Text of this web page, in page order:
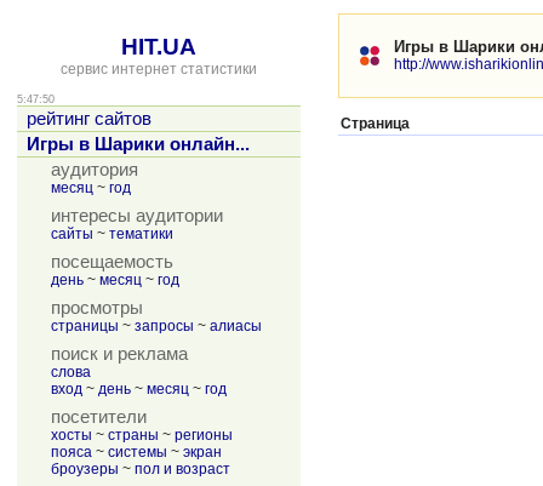
HIT.UA
сервис интернет статистики
5:47:50
рейтинг сайтов
Игры в Шарики онлайн...
аудитория
месяц ~ год
интересы аудитории
сайты ~ тематики
посещаемость
день ~ месяц ~ год
просмотры
страницы ~ запросы ~ алиасы
поиск и реклама
слова
вход ~ день ~ месяц ~ год
посетители
хосты ~ страны ~ регионы
пояса ~ системы ~ экран
броузеры ~ пол и возраст
Игры в Шарики
http://
Страница